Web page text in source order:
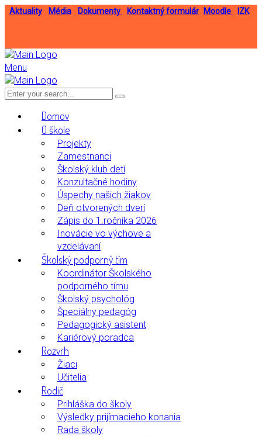
Aktuality Média Dokumenty IZK
Moodle
Kontaktný formulár
Menu
Domov
O škole
Projekty
Zamestnanci
Školský klub detí
Konzultačné hodiny
Úspechy našich žiakov
Deň otvorených dverí
Zápis do 1.ročníka 2026
Inovácie vo výchove a
vzdelávaní
Školský podporný tím
Koordinátor Školského
podporného tímu
Školský psychológ
Špeciálny pedagóg
Pedagogický asistent
Kariérový poradca
Rozvrh
Žiaci
Učitelia
Rodič
Prihláška do školy
Výsledky prijímacieho konania
Rada školy